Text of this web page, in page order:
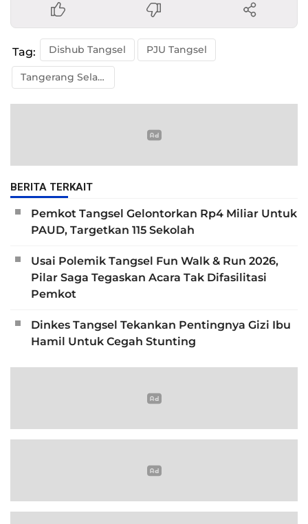
Tag: Dishub Tangsel PJU Tangsel
Tangerang Selatan
BERITA TERKAIT
Pemkot Tangsel Gelontorkan Rp4 Miliar Untuk
PAUD, Targetkan 115 Sekolah
Usai Polemik Tangsel Fun Walk & Run 2026,
Pilar Saga Tegaskan Acara Tak Difasilitasi
Pemkot
Dinkes Tangsel Tekankan Pentingnya Gizi Ibu
Hamil Untuk Cegah Stunting